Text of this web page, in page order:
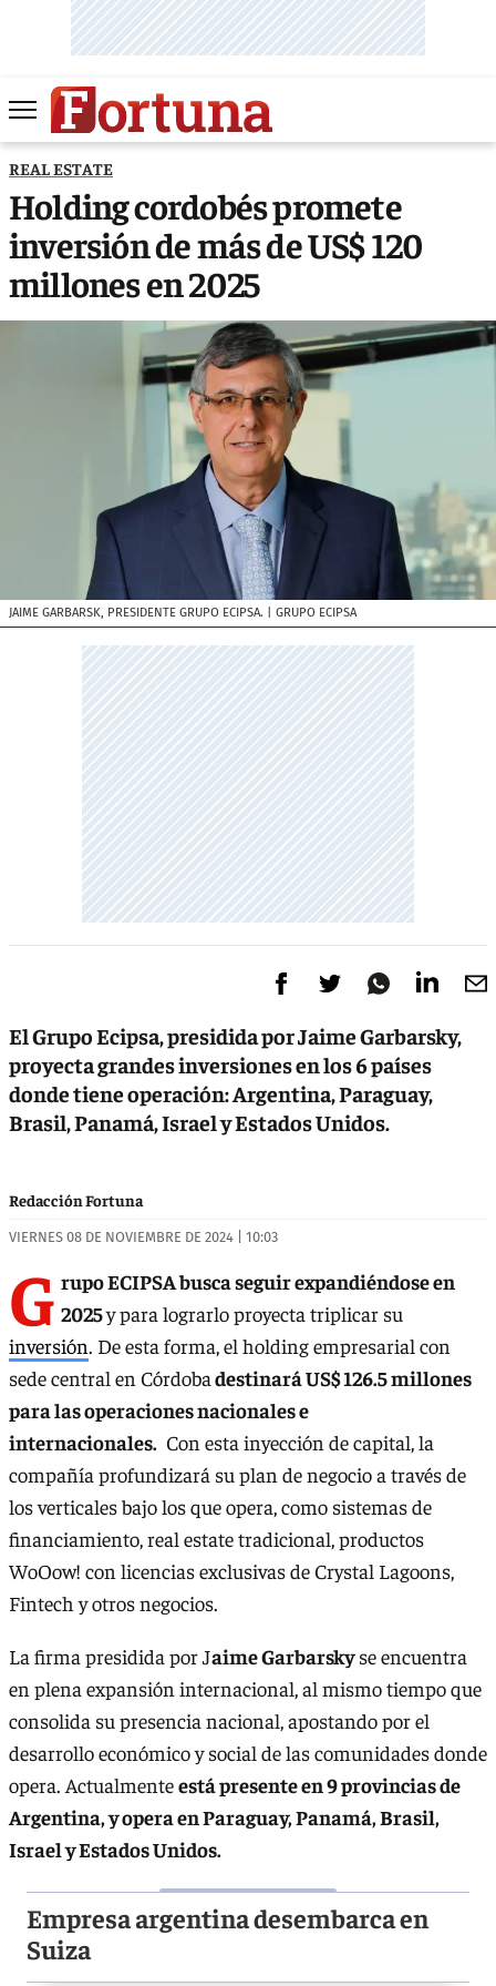
REAL ESTATE
Holding cordobés promete
inversión de más de US$ 120
millones en 2025
JAIME GARBARSK, PRESIDENTE GRUPO ECIPSA. | GRUPO ECIPSA
El Grupo Ecipsa, presidida por Jaime Garbarsky,
proyecta grandes inversiones en los 6 países
donde tiene operación: Argentina, Paraguay,
Brasil, Panamá, Israel y Estados Unidos.
Redacción Fortuna
VIERNES 08 DE NOVIEMBRE DE 2024 | 10:03
G rupo ECIPSA busca seguir expandiéndose en
2025y para lograrlo proyecta triplicar su
inversión. De esta forma, el holding empresarial con
sede central en Córdobadestinará US$ 126.5 millones
para las operaciones nacionales e
internacionales. Con esta inyección de capital, la
compañía profundizará su plan de negocio a través de
los verticales bajo los que opera, como sistemas de
financiamiento, real estate tradicional, productos
WoOow! con licencias exclusivas de Crystal Lagoons,
Fintech y otros negocios.
La firma presidida por Jaime Garbarskyse encuentra
en plena expansión internacional, al mismo tiempo que
consolida su presencia nacional, apostando por el
desarrollo económico y social de las comunidades donde
opera. Actualmenteestá presente en 9 provincias de
Argentina, y opera en Paraguay, Panamá, Brasil,
Israel y Estados Unidos.
Empresa argentina desembarca en
Suiza